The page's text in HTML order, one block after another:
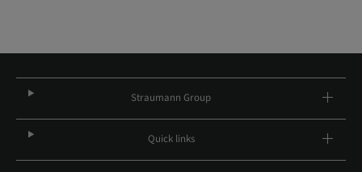
Straumann Group
Quick links